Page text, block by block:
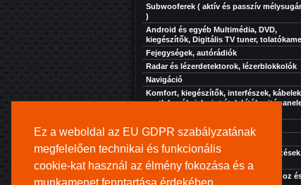
Ez a weboldal az EU GDPR szabályzatának
megfelelően technikai és funkcionális
cookie-kat használ az élmény fokozása és a
Subwooferek ( aktív és passzív
)
Android és egyéb Multimédia, DVD,
kiegészítők, Digitális TV tuner,
Fejegységek, autórádiók
Radar és lézerdetektorok, lézerblokkolók
Navigáció
Komfort, kiegészítők, interfészek,
csatlakozók, jelszint átalakítók,
Akkuk-töltők-elektronikák
Extra kiegészítők, kényelmi
hűtés, fűtés, stb...
Kihangosító rendszer turistajáratokhoz